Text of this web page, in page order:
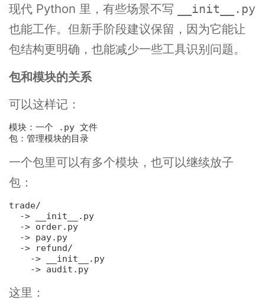
现代 Python 里，有些场景不写 __init__.py
也能工作。但新手阶段建议保留，因为它能让
包结构更明确，也能减少一些工具识别问题。
包和模块的关系
可以这样记：
模块：一个 .py 文件
一个包里可以有多个模块，也可以继续放子
包：
trade/
-> __init__.py
-> order.py
-> pay.py
-> refund/
-> __init__.py
-> audit.py
这里：